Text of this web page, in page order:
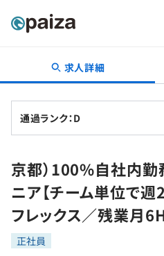
転職・キャリア
転職成功ガイド
転職エージェント
インタビュー
転職成功ガイド
新卒就活
求人検索
本選考
インターン
学習
問題集
プログラミング言語
ゲーム・マンガ
求人詳細
通過ランク：D
京都）100%自社内
ニア【チーム単位で
フレックス／残業月
正社員